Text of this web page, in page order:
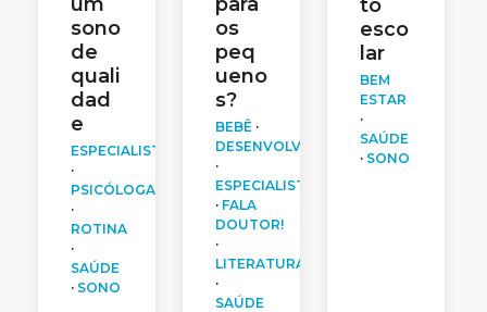
sono
de
quali
dad
e
ESPECIALISTAS
·
PSICÓLOGA
·
ROTINA
·
SAÚDE
· SONO
os
peq
ueno
s?
BEBÊ ·
DESENVOLVIMENTO
·
ESPECIALISTAS
· FALA
DOUTOR!
·
LITERATURA
·
SAÚDE
to
esco
lar
BEM
ESTAR
·
SAÚDE
· SONO